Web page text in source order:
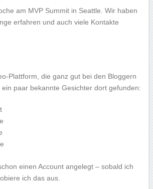
am MVP Summit in Seattle. Wir haben
erfahren und auch viele Kontakte
Plattform, die ganz gut bei den Bloggern
paar bekannte Gesichter dort gefunden:
einen Account angelegt – sobald ich
ich das aus.